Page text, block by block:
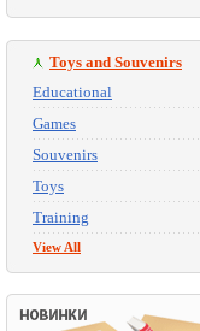
Toys and Souvenirs
Educational
Games
Souvenirs
Toys
Training
View All